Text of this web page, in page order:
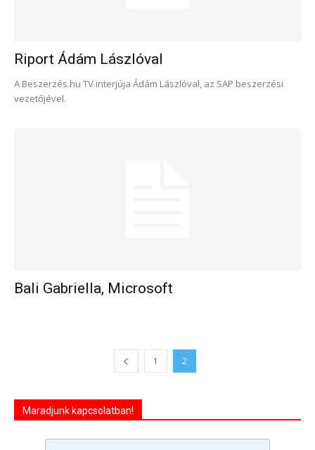
Riport Ádám Lászlóval
A Beszerzés.hu TV interjúja Ádám Lászlóval, az SAP beszerzési
vezetőjével.
Bali Gabriella, Microsoft
1 2
Maradjunk kapcsolatban!